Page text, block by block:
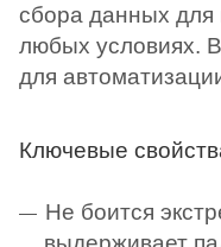
сбора данных
любых условиях.
для
Ключевые
Не боится